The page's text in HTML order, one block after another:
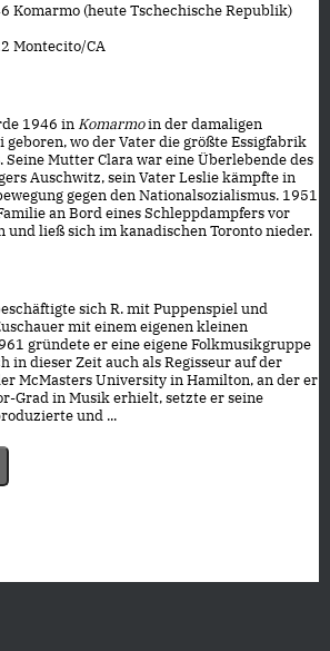
Komarmo (heute Tschechische Republik)
Montecito/CA
1946 inKomarmoin der damaligen
geboren, wo der Vater die größte Essigfabrik
Seine Mutter Clara war eine Überlebende des
Auschwitz, sein Vater Leslie kämpfte in
gegen den Nationalsozialismus. 1951
an Bord eines Schleppdampfers vor
und ließ sich im kanadischen Toronto nieder.
sich R. mit Puppenspiel und
mit einem eigenen kleinen
gründete er eine eigene Folkmusikgruppe
in dieser Zeit auch als Regisseur auf der
McMasters University in Hamilton, an der er
Grad in Musik erhielt, setzte er seine
und ...